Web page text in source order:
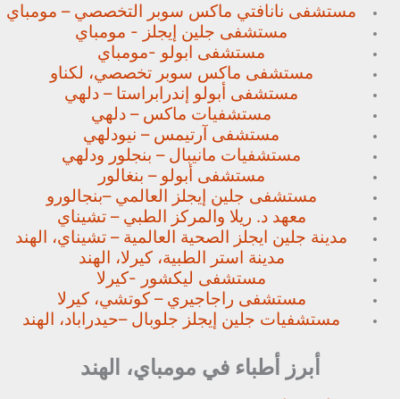
مستشفى نانافتي ماكس سوبر التخصصي – مومباي
مستشفى جلين إيجلز - مومباي
مستشفى ابولو -مومباي
مستشفى ماكس سوبر تخصصي، لكناو
مستشفى أبولو إندرابراستا – دلهي
مستشفيات ماكس – دلهي
مستشفى آرتيمس – نيودلهي
مستشفيات مانيبال – بنجلور ودلهي
مستشفى أبولو – بنغالور
مستشفى جلين إيجلز العالمي –بنجالورو
معهد د. ريلا والمركز الطبي – تشيناي
مدينة جلين ايجلز الصحية العالمية – تشيناي، الهند
مدينة استر الطبية، كيرلا، الهند
مستشفى ليكشور -كيرلا
مستشفى راجاجيري – كوتشي، كيرلا
مستشفيات جلين إيجلز جلوبال –حيدراباد، الهند
أبرز أطباء في مومباي، الهند